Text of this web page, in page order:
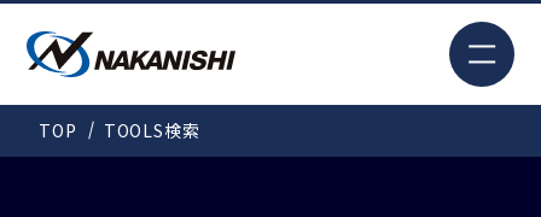
TOP TOOLS検索